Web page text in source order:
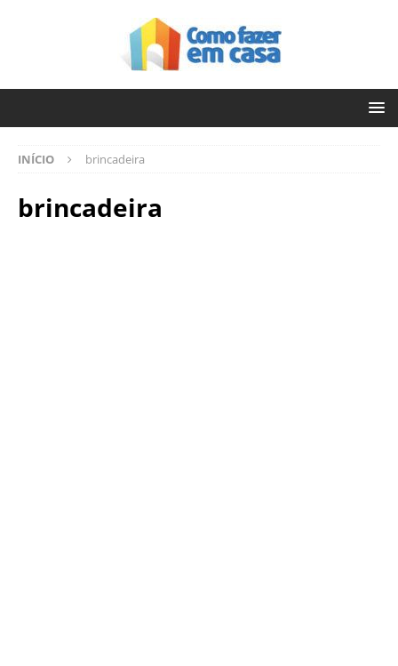
INÍCIO brincadeira
brincadeira